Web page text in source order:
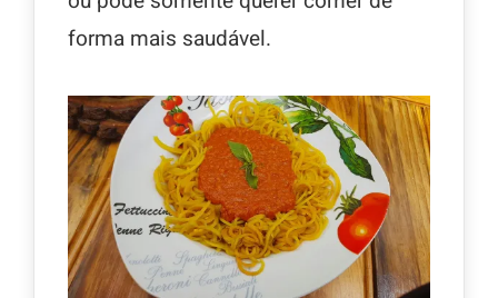
forma mais saudável.